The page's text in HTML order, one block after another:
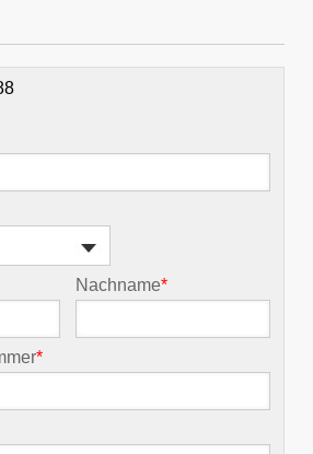
Nachname*
*